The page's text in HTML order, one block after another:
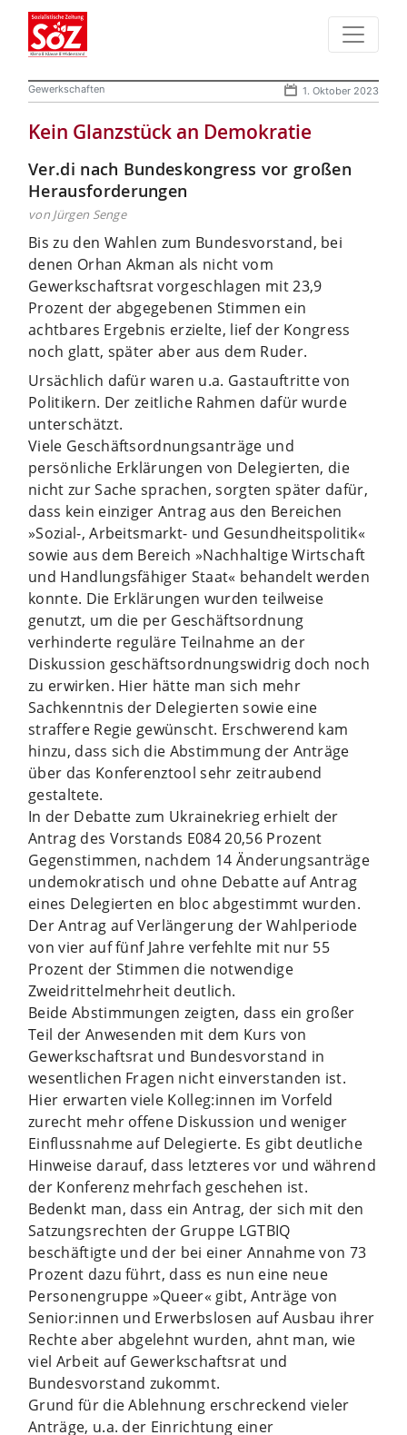
Gewerkschaften 1. Oktober 2023
Kein Glanzstück an Demokratie
Ver.di nach Bundeskongress vor großen
Herausforderungen
von Jürgen Senge
Bis zu den Wahlen zum Bundesvorstand, bei
denen Orhan Akman als nicht vom
Gewerkschaftsrat vorgeschlagen mit 23,9
Prozent der abgegebenen Stimmen ein
achtbares Ergebnis erzielte, lief der Kongress
noch glatt, später aber aus dem Ruder.
Ursächlich dafür waren u.a. Gastauftritte von
Politikern. Der zeitliche Rahmen dafür wurde
unterschätzt.
Viele Geschäftsordnungsanträge und
persönliche Erklärungen von Delegierten, die
nicht zur Sache sprachen, sorgten später dafür,
dass kein einziger Antrag aus den Bereichen
»Sozial-, Arbeitsmarkt- und Gesundheitspolitik«
sowie aus dem Bereich »Nachhaltige Wirtschaft
und Handlungsfähiger Staat« behandelt werden
konnte. Die Erklärungen wurden teilweise
genutzt, um die per Geschäftsordnung
verhinderte reguläre Teilnahme an der
Diskussion geschäftsordnungswidrig doch noch
zu erwirken. Hier hätte man sich mehr
Sachkenntnis der Delegierten sowie eine
straffere Regie gewünscht. Erschwerend kam
hinzu, dass sich die Abstimmung der Anträge
über das Konferenztool sehr zeitraubend
gestaltete.
In der Debatte zum Ukrainekrieg erhielt der
Antrag des Vorstands E084 20,56 Prozent
Gegenstimmen, nachdem 14 Änderungsanträge
undemokratisch und ohne Debatte auf Antrag
eines Delegierten en bloc abgestimmt wurden.
Der Antrag auf Verlängerung der Wahlperiode
von vier auf fünf Jahre verfehlte mit nur 55
Prozent der Stimmen die notwendige
Zweidrittelmehrheit deutlich.
Beide Abstimmungen zeigten, dass ein großer
Teil der Anwesenden mit dem Kurs von
Gewerkschaftsrat und Bundesvorstand in
wesentlichen Fragen nicht einverstanden ist.
Hier erwarten viele Kolleg:innen im Vorfeld
zurecht mehr offene Diskussion und weniger
Einflussnahme auf Delegierte. Es gibt deutliche
Hinweise darauf, dass letzteres vor und während
der Konferenz mehrfach geschehen ist.
Bedenkt man, dass ein Antrag, der sich mit den
Satzungsrechten der Gruppe LGTBIQ
beschäftigte und der bei einer Annahme von 73
Prozent dazu führt, dass es nun eine neue
Personengruppe »Queer« gibt, Anträge von
Senior:innen und Erwerbslosen auf Ausbau ihrer
Rechte aber abgelehnt wurden, ahnt man, wie
viel Arbeit auf Gewerkschaftsrat und
Bundesvorstand zukommt.
Grund für die Ablehnung erschreckend vieler
Anträge, u.a. der Einrichtung einer